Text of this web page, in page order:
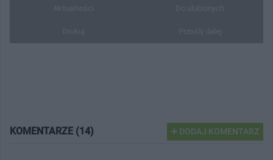
KOMENTARZE (14) DODAJ KOMENTARZ